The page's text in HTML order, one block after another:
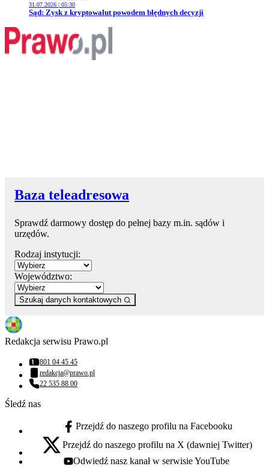
31.07.2026 | 05:30
Przejdź do artykułu:
Sąd: Zysk z kryptowalut powodem błędnych decyzji
Baza teleadresowa
Sprawdź darmowy dostęp do pełnej bazy m.in. sądów i
urzędów.
Rodzaj instytucji:
Województwo:
Szukaj danych kontaktowych
Redakcja serwisu Prawo.pl
Numer telefonu:
801 04 45 45
Adres email:
redakcja@prawo.pl
Numer telefonu:
22 535 88 00
Śledź nas
facebook - otwiera się w nowej karcie
Przejdź do naszego profilu na Facebooku
x - otwiera się w nowej karcie
Przejdź do naszego profilu na X (dawniej Twitter)
youtube - otwiera się w nowej karcie
Odwiedź nasz kanał w serwisie YouTube